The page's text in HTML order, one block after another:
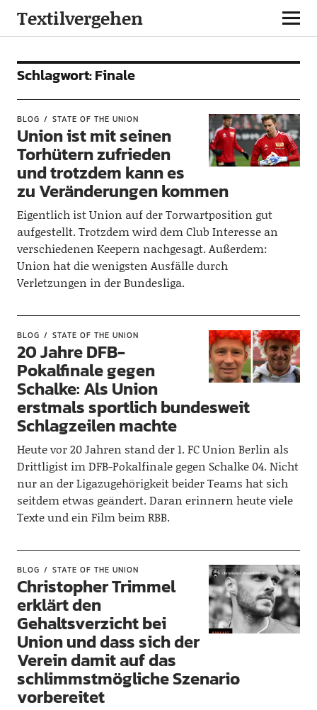
Textilvergehen
Schlagwort:Finale
BLOG STATE OF THE UNION
Union ist mit seinen
Torhütern zufrieden
und trotzdem kann es
zu Veränderungen kommen
Eigentlich ist Union auf der Torwartposition gut
aufgestellt. Trotzdem wird dem Club Interesse an
verschiedenen Keepern nachgesagt. Außerdem:
Union hat die wenigsten Ausfälle durch
Verletzungen in der Bundesliga.
BLOG STATE OF THE UNION
20 Jahre DFB-
Pokalfinale gegen
Schalke: Als Union
erstmals sportlich bundesweit
Schlagzeilen machte
Heute vor 20 Jahren stand der 1. FC Union Berlin als
Drittligist im DFB-Pokalfinale gegen Schalke 04. Nicht
nur an der Ligazugehörigkeit beider Teams hat sich
seitdem etwas geändert. Daran erinnern heute viele
Texte und ein Film beim RBB.
BLOG STATE OF THE UNION
Christopher Trimmel
erklärt den
Gehaltsverzicht bei
Union und dass sich der
Verein damit auf das
schlimmstmögliche Szenario
vorbereitet